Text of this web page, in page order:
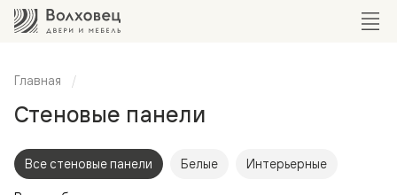
Главная
Стеновые панели
Все стеновые панели Белые Интерьерные